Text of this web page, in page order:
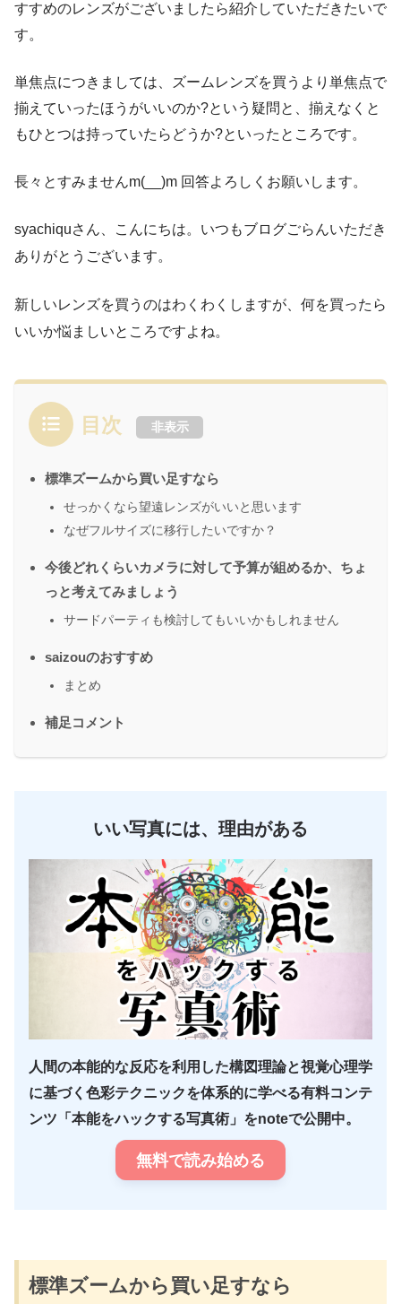
すすめのレンズがございましたら紹介していただきたいで
す。
単焦点につきましては、ズームレンズを買うより単焦点で
揃えていったほうがいいのか?という疑問と、揃えなくと
もひとつは持っていたらどうか?といったところです。
長々とすみませんm(__)m 回答よろしくお願いします。
syachiquさん、こんにちは。いつもブログごらんいただき
ありがとうございます。
新しいレンズを買うのはわくわくしますが、何を買ったら
いいか悩ましいところですよね。
目次 非表示
標準ズームから買い足すなら
せっかくなら望遠レンズがいいと思います
なぜフルサイズに移行したいですか？
今後どれくらいカメラに対して予算が組めるか、ちょ
っと考えてみましょう
サードパーティも検討してもいいかもしれません
saizouのおすすめ
まとめ
補足コメント
いい写真には、理由がある
人間の本能的な反応を利用した構図理論と視覚心理学
に基づく色彩テクニックを体系的に学べる有料コンテ
ンツ「本能をハックする写真術」をnoteで公開中。
無料で読み始める
標準ズームから買い足すなら